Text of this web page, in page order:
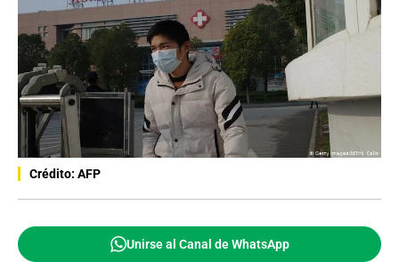
Crédito: AFP
Unirse al Canal de WhatsApp